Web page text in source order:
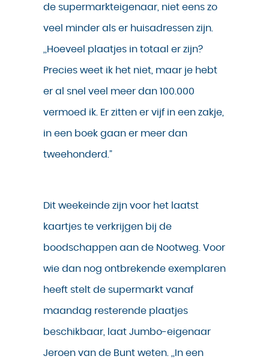
de supermarkteigenaar, niet eens zo
veel minder als er huisadressen zijn.
,,Hoeveel plaatjes in totaal er zijn?
Precies weet ik het niet, maar je hebt
er al snel veel meer dan 100.000
vermoed ik. Er zitten er vijf in een zakje,
in een boek gaan er meer dan
tweehonderd.”
Dit weekeinde zijn voor het laatst
kaartjes te verkrijgen bij de
boodschappen aan de Nootweg. Voor
wie dan nog ontbrekende exemplaren
heeft stelt de supermarkt vanaf
maandag resterende plaatjes
beschikbaar, laat Jumbo-eigenaar
Jeroen van de Bunt weten. ,,In een